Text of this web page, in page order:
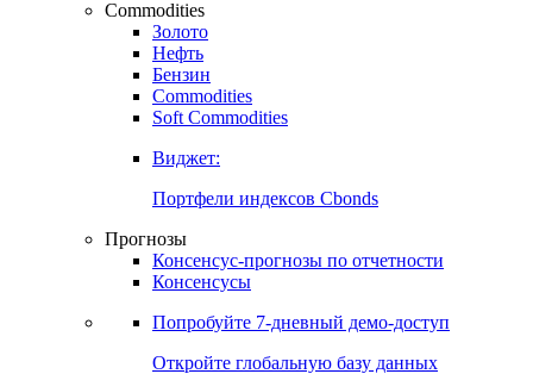
Commodities
Золото
Нефть
Бензин
Commodities
Soft Commodities
Виджет:
Портфели индексов Cbonds
Прогнозы
Консенсус-прогнозы по отчетности
Консенсусы
Попробуйте 7-дневный демо-доступ
Откройте глобальную базу данных